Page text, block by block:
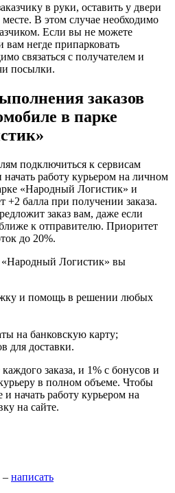
в руки, оставить у двери
В этом случае необходимо
Если вы не можете
негде припарковать
связаться с получателем и
посылки.
заказов
в парке
подключиться к сервисам
работу курьером на личном
«Народный Логистик» и
+2 балла при получении заказа.
заказ вам, даже если
к отправителю. Приоритет
до 20%.
Логистик» вы
и помощь в решении любых
на банковскую карту;
для доставки.
заказа, и 1% с бонусов и
в полном объеме. Чтобы
и начать работу курьером на
на сайте.
– написать